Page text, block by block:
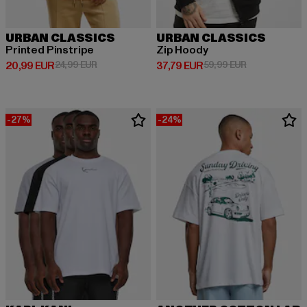
URBAN CLASSICS
Printed Pinstripe
20,99 EUR
Derzeitiger Preis: 20,99 EUR
24,99 EURAktionspreis: 24,99 EUR
URBAN CLASSICS
Zip Hoody
37,79 EUR
Derzeitiger Preis: 37,79 EUR
59,99 EURAktionspreis:
-27% -24%